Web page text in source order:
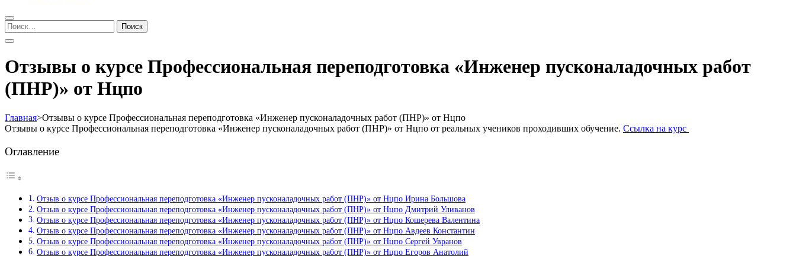
Найти:
Отзывы о курсе Профессиональная переподготовка «Инженер пусконаладочных работ
(ПНР)» от Нцпо
Главная>Отзывы о курсе Профессиональная переподготовка «Инженер пусконаладочных работ (ПНР)» от Нцпо
Отзывы о курсе Профессиональная переподготовка «Инженер пусконаладочных работ (ПНР)» от Нцпо от реальных учеников проходивших обучение. Ссылка на курс
Оглавление
Отзыв о курсе Профессиональная переподготовка «Инженер пусконаладочных работ (ПНР)» от Нцпо Ирина Большова
Отзыв о курсе Профессиональная переподготовка «Инженер пусконаладочных работ (ПНР)» от Нцпо Дмитрий Уливанов
Отзыв о курсе Профессиональная переподготовка «Инженер пусконаладочных работ (ПНР)» от Нцпо Кошерева Валентина
Отзыв о курсе Профессиональная переподготовка «Инженер пусконаладочных работ (ПНР)» от Нцпо Авдеев Константин
Отзыв о курсе Профессиональная переподготовка «Инженер пусконаладочных работ (ПНР)» от Нцпо Сергей Увранов
Отзыв о курсе Профессиональная переподготовка «Инженер пусконаладочных работ (ПНР)» от Нцпо Егоров Анатолий